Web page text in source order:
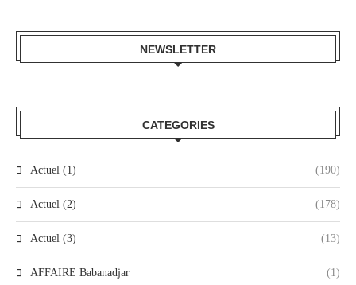
NEWSLETTER
CATEGORIES
Actuel (1) (190)
Actuel (2) (178)
Actuel (3) (13)
AFFAIRE Babanadjar (1)